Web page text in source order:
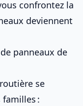
confrontez la
deviennent
panneaux de
routière se
: